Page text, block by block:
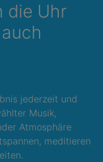
die Uhr
jederzeit und
Musik,
Atmosphäre
meditieren